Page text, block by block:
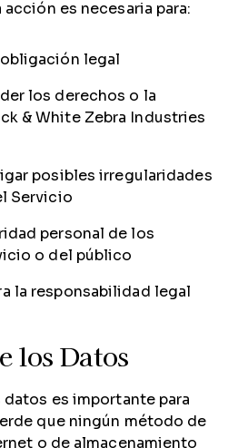
acción es necesaria para:
legal
los derechos o la
& White Zebra Industries
posibles irregularidades
Servicio
personal de los
o del público
la responsabilidad legal
los Datos
datos es importante para
que ningún método de
o de almacenamiento